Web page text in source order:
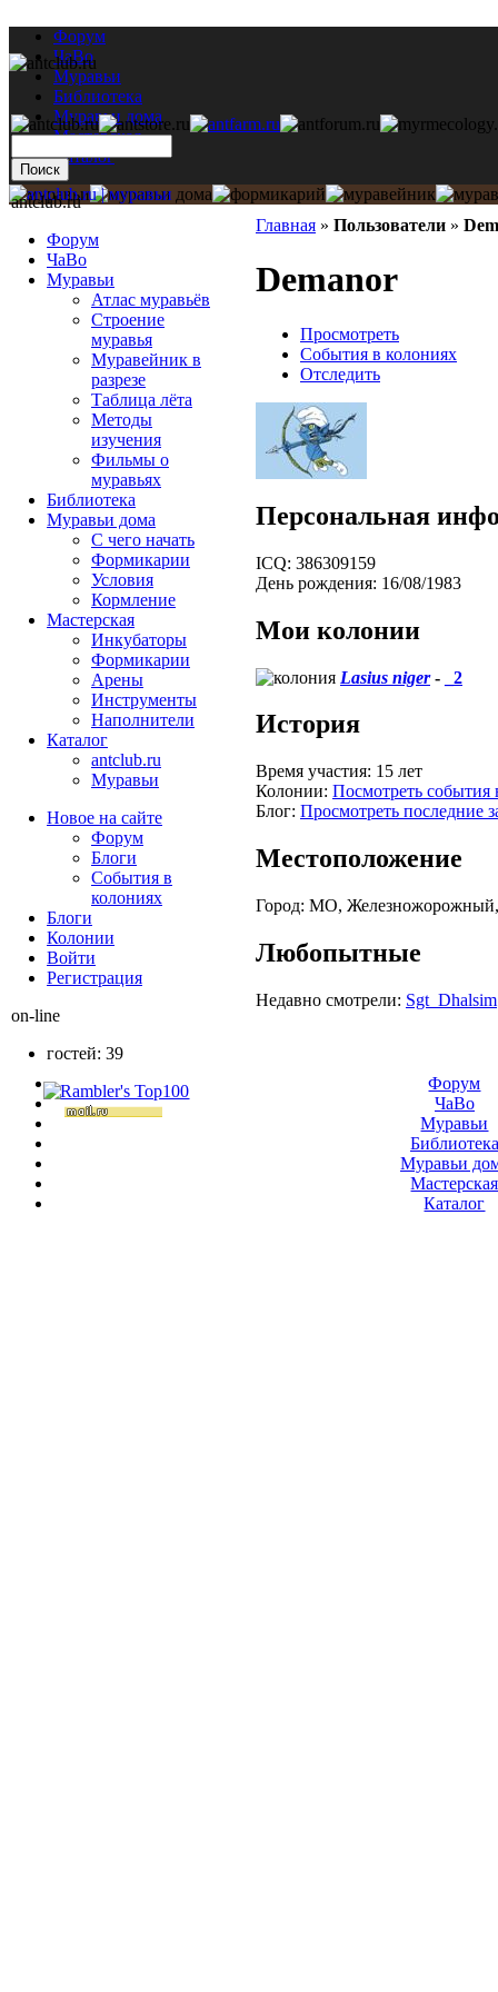
Форум
ЧаВо
Муравьи
Библиотека
Муравьи дома
Мастерская
Каталог
Главная » Пользователи »
Demanor
Просмотреть
События в колониях
Отследить
Персональная
ICQ: 386309159
День рождения: 16/08/1983
Мои колонии
Lasius niger- _2
История
Время участия: 15 лет
Колонии: Посмотреть события
Блог: Просмотреть последние
Местоположение
Город: МО, Железножорожный,
Любопытные
Недавно смотрели: Sgt_Dhalsim
antclub.ru
Форум
ЧаВо
Муравьи
Атлас муравьёв
Строение
муравья
Муравейник в
разрезе
Таблица лёта
Методы
изучения
Фильмы о
муравьях
Библиотека
Муравьи дома
С чего начать
Формикарии
Условия
Кормление
Мастерская
Инкубаторы
Формикарии
Арены
Инструменты
Наполнители
Каталог
antclub.ru
Муравьи
Новое на сайте
Форум
Блоги
События в
колониях
Блоги
Колонии
Войти
Peгиcтpaция
on-line
гостей: 39
Форум
ЧаВо
Муравьи
Библиотека
Муравьи
Мастерская
Каталог